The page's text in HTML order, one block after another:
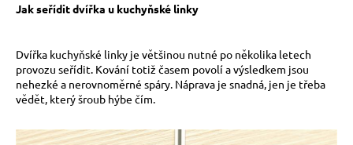
Jak seřídit dvířka u kuchyňské linky
Dvířka kuchyňské linky je většinou nutné po několika letech
provozu seřídit. Kování totiž časem povolí a výsledkem jsou
nehezké a nerovnoměrné spáry. Náprava je snadná, jen je třeba
vědět, který šroub hýbe čím.
t
e
b
u
e